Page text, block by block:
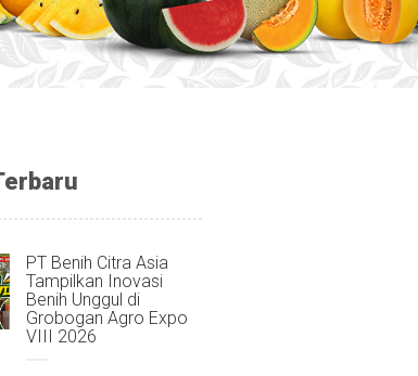
PT Benih Citra Asia
Tampilkan Inovasi
Benih Unggul di
Grobogan Agro Expo
VIII 2026